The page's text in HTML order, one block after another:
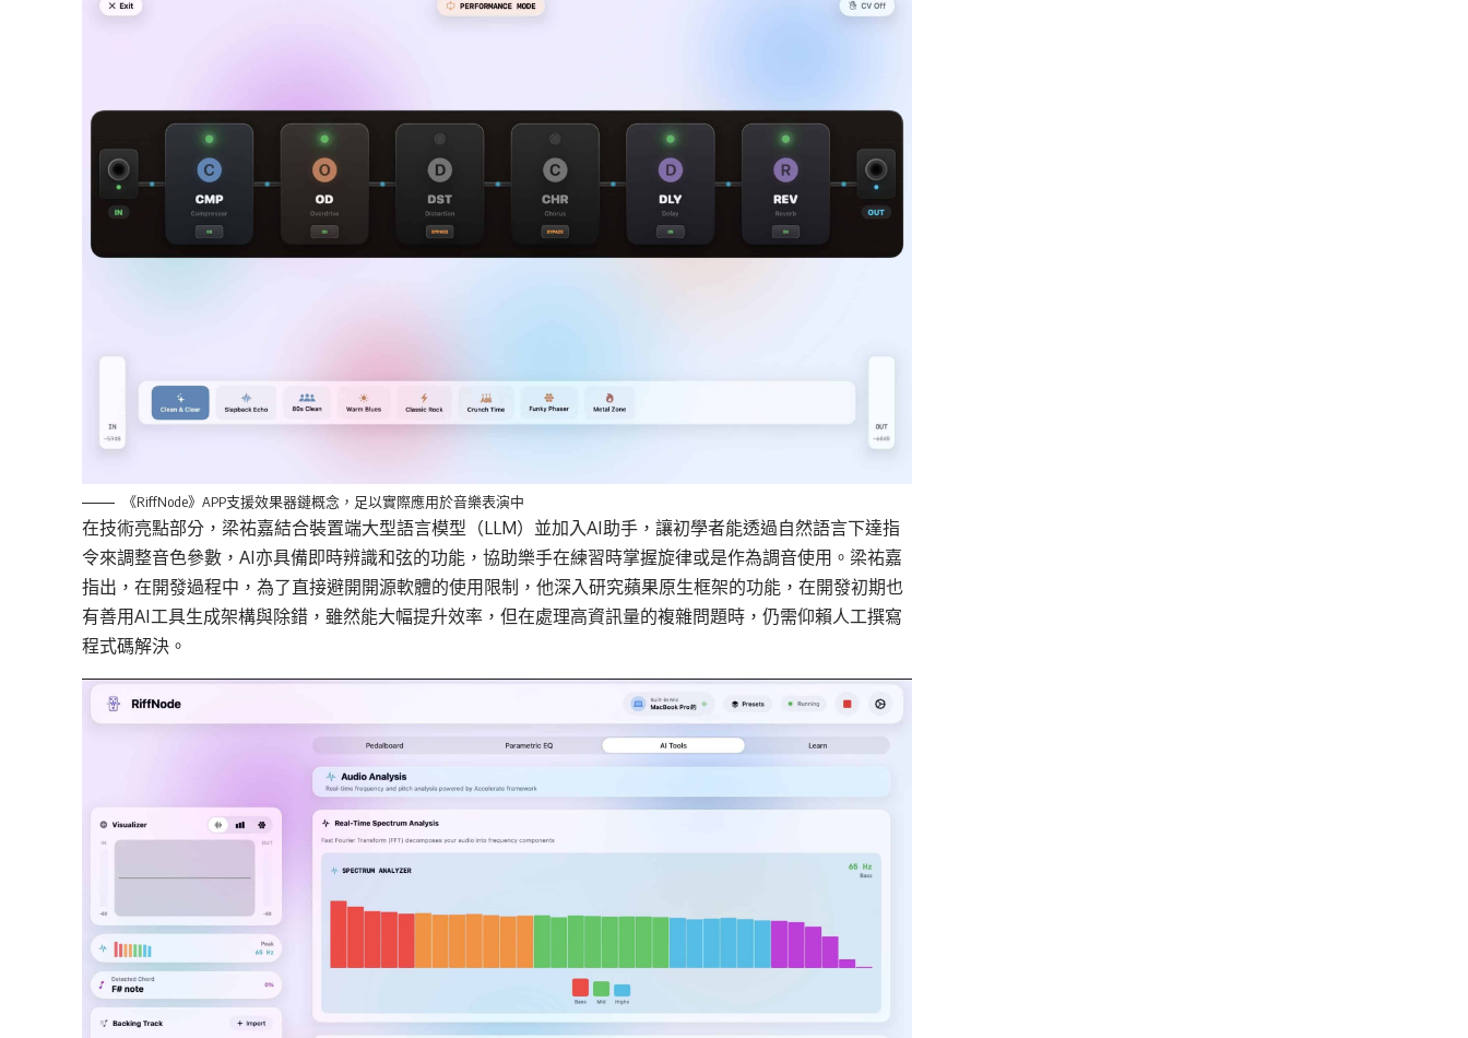
《RiffNode》APP支援效果器鏈概念，足以實際應用於音樂表演中
在技術亮點部分 ，梁祐嘉結合裝置端大型語言模型 （LLM） 並加入AI助手 ，讓初學者能透過自然語言下達指
令來調整音色參數，AI亦具備即時辨識和弦的功能，協助樂手在練習時掌握旋律或是作為調音使用 。梁祐嘉
指出，在開發過程中，為了直接避開開源軟體的使用限制，他深入研究蘋果原生框架的功能 ，在開發初期也
有善用AI工具生成架構與除錯， 雖然能大幅提升效率 ，但在處理高資訊量的複雜問題時，仍需仰賴人工撰寫
程式碼解決。